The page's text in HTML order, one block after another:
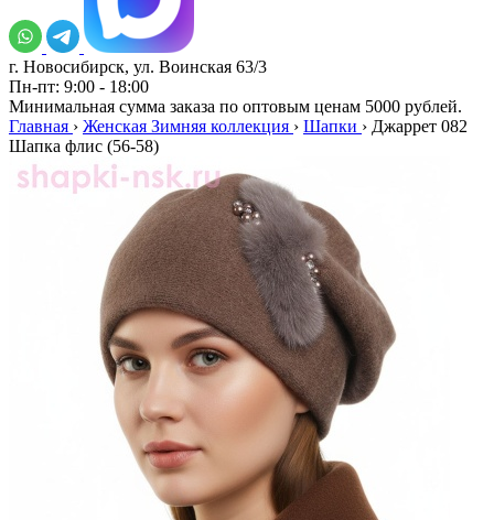
г. Новосибирск, ул. Воинская 63/3
Пн-пт: 9:00 - 18:00
Минимальная сумма заказа по оптовым ценам 5000 рублей.
Главная › Женская Зимняя коллекция › Шапки › Джаррет 082
Шапка флис (56-58)